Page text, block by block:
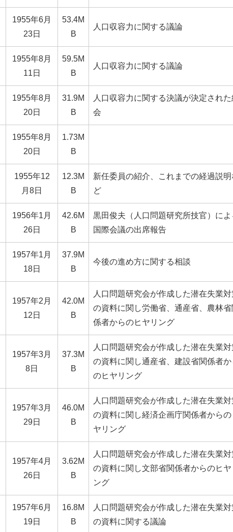
1955年6月
23日
53.4M
B
人口収容力に関する議論
1955年8月
11日
59.5M
B
人口収容力に関する議論
1955年8月
20日
31.9M
B
人口収容力に関する決議が決定され
会
1955年8月
20日
1.73M
B
1955年12
月8日
12.3M
B
新任委員の紹介、これまでの経過説明
ど
1956年1月
26日
42.6M
B
黒田俊夫（人口問題研究所技官）によ
国際会議の出席報告
1957年1月
18日
37.9M
B
今後の進め方に関する相談
1957年2月
12日
42.0M
B
人口問題研究会が作成した潜在失業
の資料に関し労働省、通産省、農林省
係者からのヒヤリング
1957年3月
8日
37.3M
B
人口問題研究会が作成した潜在失業
の資料に関し通産省、建設省関係者か
のヒヤリング
1957年3月
29日
46.0M
B
人口問題研究会が作成した潜在失業
の資料に関し経済企画庁関係者からの
ヤリング
1957年4月
26日
3.62M
B
人口問題研究会が作成した潜在失業
の資料に関し文部省関係者からのヒヤ
ング
1957年6月
19日
16.8M
B
人口問題研究会が作成した潜在失業
の資料に関する議論